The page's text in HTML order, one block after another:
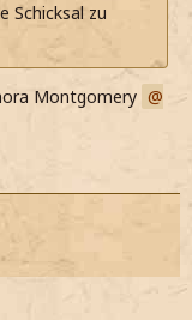
Schicksal zu
Montgomery